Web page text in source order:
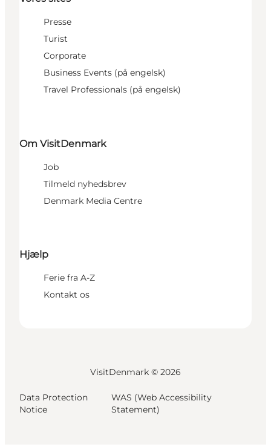
Presse
Turist
Corporate
Business Events (på engelsk)
Travel Professionals (på engelsk)
Om VisitDenmark
Job
Tilmeld nyhedsbrev
Denmark Media Centre
Hjælp
Ferie fra A-Z
Kontakt os
VisitDenmark © 2026
Data Protection
Notice
WAS (Web Accessibility
Statement)